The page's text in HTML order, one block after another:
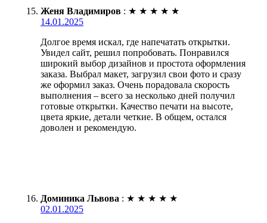
Женя Владимиров : ★ ★ ★ ★ ★
14.01.2025
Долгое время искал, где напечатать открытки.
Увидел сайт, решил попробовать. Понравился
широкий выбор дизайнов и простота оформления
заказа. Выбрал макет, загрузил свои фото и сразу
же оформил заказ. Очень порадовала скорость
выполнения – всего за несколько дней получил
готовые открытки. Качество печати на высоте,
цвета яркие, детали четкие. В общем, остался
доволен и рекомендую.
Доминика Львова : ★ ★ ★ ★ ★
02.01.2025